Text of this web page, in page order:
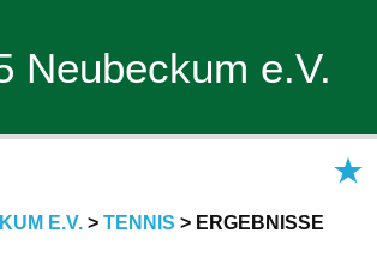
Neubeckum e.V.
E.V.> TENNIS > ERGEBNISSE